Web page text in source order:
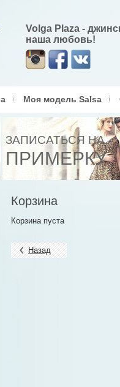
Volga Plaza -
наша любовь!
ЗАПИСАТЬСЯ НА
ПРИМЕРКУ
Моя модель Salsa
Корзина
Корзина пуста
Назад